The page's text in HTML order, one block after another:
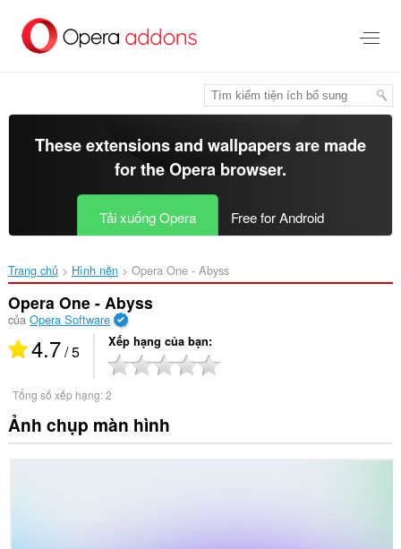
đến
These extensions and wallpapers are made
for theOpera browser.
Tải xuống Opera Free for Android
Trang chủ Hình nền Opera One - Abyss‎
Opera One - Abyss
của Opera Software
4.7/ 5 Xếp hạng của bạn
Tổng số xếp hạng:2
Ảnh chụp màn hình